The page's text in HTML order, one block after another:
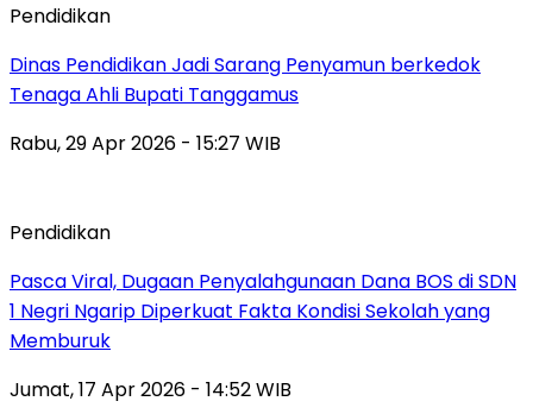
Pendidikan
Dinas Pendidikan Jadi Sarang Penyamun berkedok
Tenaga Ahli Bupati Tanggamus
Rabu, 29 Apr 2026 - 15:27 WIB
Pendidikan
Pasca Viral, Dugaan Penyalahgunaan Dana BOS di SDN
1 Negri Ngarip Diperkuat Fakta Kondisi Sekolah yang
Memburuk
Jumat, 17 Apr 2026 - 14:52 WIB